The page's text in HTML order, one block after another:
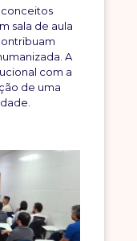
conceitos
sala de aula
A
com a
de uma